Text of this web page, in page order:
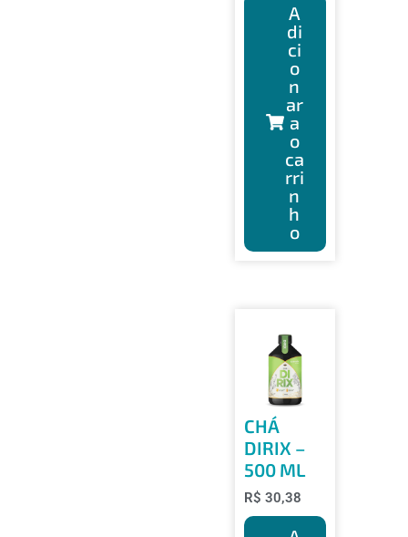
A
di
ci
o
n
ar
a
o
ca
rri
n
h
o
CHÁ
DIRIX –
500 ML
R$ 30,38